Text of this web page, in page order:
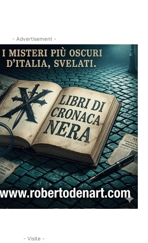
- Advertisement -
- Visite -